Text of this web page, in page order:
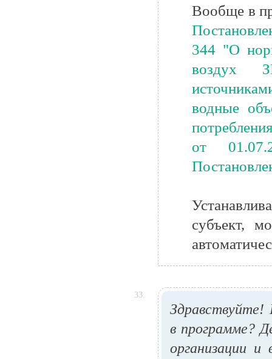
Вообще в
344 "О
воздух
водные
от
субъект,
33.
в программе?
организации